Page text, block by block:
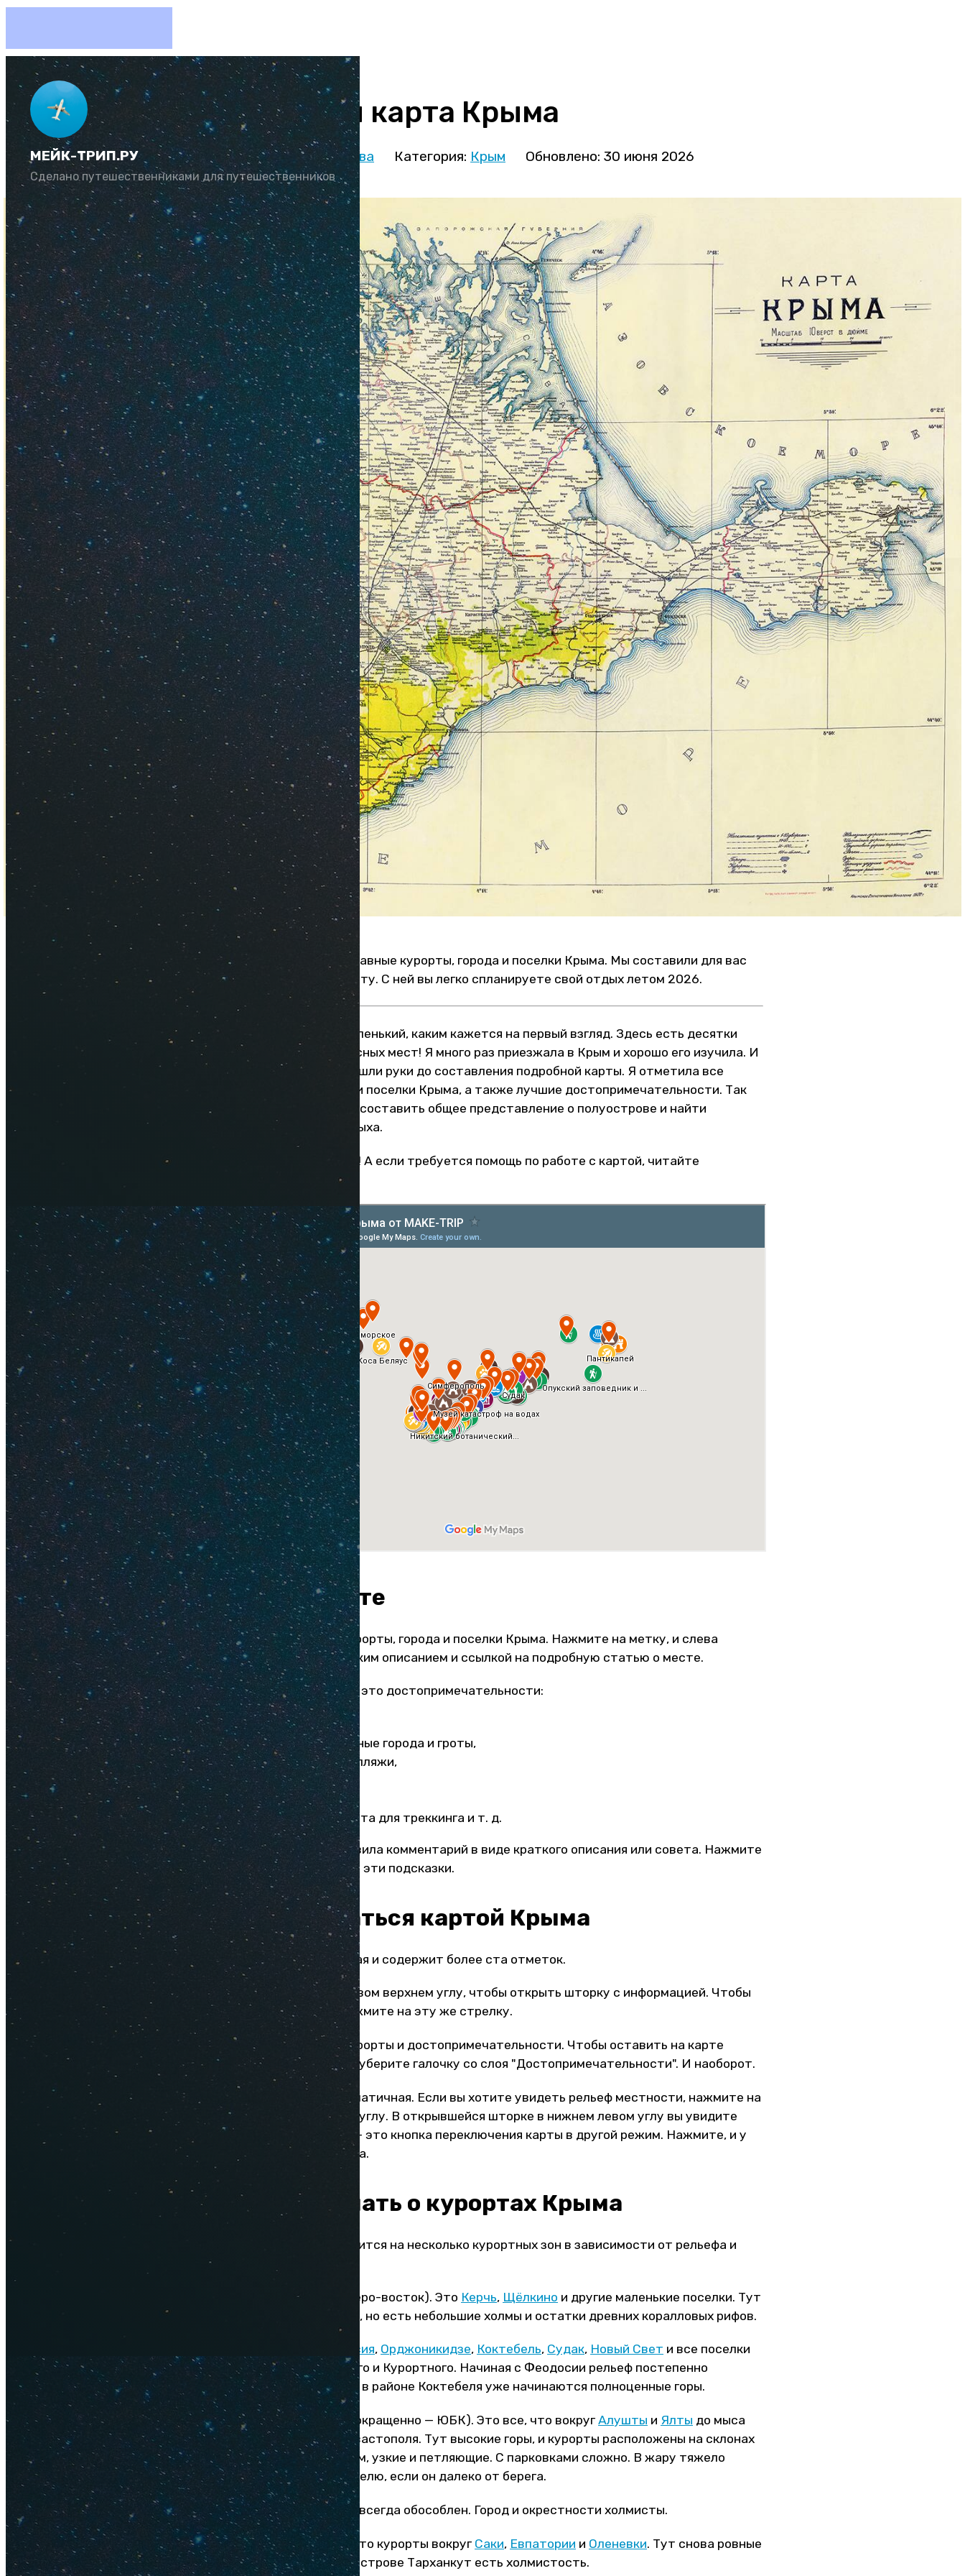
МЕЙК-ТРИП.РУ
Сделано путешественниками для путешественников
Подробная карта Крыма
Автор: Рената Мукминова Категория: Крым Обновлено: 30 июня 2026
Узнайте, где находятся главные курорты, города и поселки Крыма. Мы составили для вас
удобную и подробную карту. С ней вы легко спланируете свой отдых летом 2026.
Крым совсем не такой маленький, каким кажется на первый взгляд. Здесь есть десятки
курортов и сотни интересных мест! Я много раз приезжала в Крым и хорошо его изучила. И
вот наконец-то у меня дошли руки до составления подробной карты. Я отметила все
главные курорты, города и поселки Крыма, а также лучшие достопримечательности. Так
что теперь и вы сможете составить общее представление о полуострове и найти
идеальное место для отдыха.
Пользуйтесь на здоровье! А если требуется помощь по работе с картой, читайте
Метки на карте
Красная метка— это курорты, города и поселки Крыма. Нажмите на метку, и слева
откроется шторка с кратким описанием и ссылкой на подробную статью о месте.
Все остальные метки— это достопримечательности:
голубые — водопады,
коричневые — пещерные города и гроты,
желтые — укромные пляжи,
свекольные — музеи,
оранжевые — руины,
зеленые — горы и места для треккинга и т. д.
Ко многим местам я оставила комментарий в виде краткого описания или совета. Нажмите
на метку, чтобы прочесть эти подсказки.
Как пользоваться картой Крыма
Эта карта очень подробная и содержит более ста отметок.
Нажмите на стрелку в левом верхнем углу, чтобы открыть шторку с информацией. Чтобы
скрыть шторку, снова нажмите на эту же стрелку.
У карты есть два слоя: курорты и достопримечательности. Чтобы оставить на карте
только курорты и города, уберите галочку со слоя "Достопримечательности". И наоборот.
По умолчанию карта схематичная. Если вы хотите увидеть рельеф местности, нажмите на
стрелку в левом верхнем углу. В открывшейся шторке в нижнем левом углу вы увидите
темно-зеленый квадрат — это кнопка переключения карты в другой режим. Нажмите, и у
вас будет вид со спутника.
Что нужно знать о курортах Крыма
Если кратко, то Крым делится на несколько курортных зон в зависимости от рельефа и
климата.
Восточный Крым (+ северо-восток). Это Керчь, Щёлкино и другие маленькие поселки. Тут
в основном пологая степь, но есть небольшие холмы и остатки древних коралловых рифов.
Феодосия, Орджоникидзе, Коктебель, Судак, Новый Свет и все поселки
вокруг них типа Берегового и Курортного. Начиная с Феодосии рельеф постепенно
становится холмистым, и в районе Коктебеля уже начинаются полноценные горы.
Южный берег Крыма (сокращенно — ЮБК). Это все, что вокругАлушты и Ялты до мыса
Айя — практически до Севастополя. Тут высокие горы, и курорты расположены на склонах
к морю. Улицы под уклоном, узкие и петляющие. С парковками сложно. В жару тяжело
подниматься от моря к отелю, если он далеко от берега.
Севастополь . Этот город всегда обособлен. Город и окрестности холмисты.
Западное побережье . Это курорты вокруг Саки, Евпатории и Оленевки. Тут снова ровные
степи, разве что на полуострове Тарханкут есть холмистость.